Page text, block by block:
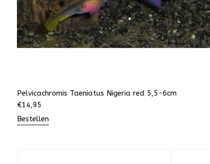
Pelvicachromis Taeniatus Nigeria red 5,5-6cm
€14,95
Bestellen